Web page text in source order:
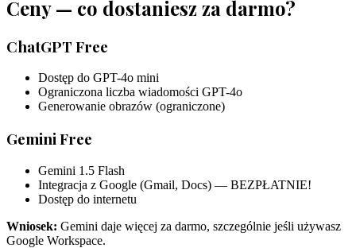
Ceny — co dostaniesz za darmo?
ChatGPT Free
Dostęp do GPT-4o mini
Ograniczona liczba wiadomości GPT-4o
Generowanie obrazów (ograniczone)
Gemini Free
Gemini 1.5 Flash
Integracja z Google (Gmail, Docs) — BEZPŁATNIE!
Dostęp do internetu
Wniosek: Gemini daje więcej za darmo, szczególnie jeśli używasz
Google Workspace.